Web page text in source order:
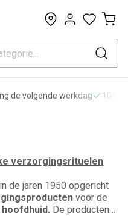
0
de volgende werkdag
verzorgingsrituelen
de jaren 1950 opgericht
voor de
hoofdhuid. De producten